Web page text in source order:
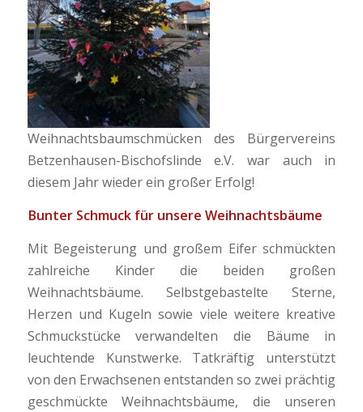
Weihnachtsbaumschmücken des Bürgervereins
Betzenhausen-Bischofslinde e.V. war auch in
diesem Jahr wieder ein großer Erfolg!
Bunter Schmuck für unsere Weihnachtsbäume
Mit Begeisterung und großem Eifer schmückten
zahlreiche Kinder die beiden großen
Weihnachtsbäume. Selbstgebastelte Sterne,
Herzen und Kugeln sowie viele weitere kreative
Schmuckstücke verwandelten die Bäume in
leuchtende Kunstwerke. Tatkräftig unterstützt
von den Erwachsenen entstanden so zwei prächtig
geschmückte Weihnachtsbäume, die unseren